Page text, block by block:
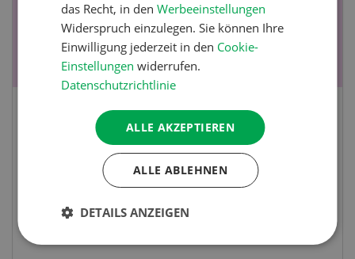
Fachkurs Aquakultur
Sind Sie in der Fischzucht tätig oder
interessieren Sie sich für das Thema? In
die perfekte Wahl für Sie. Der Abschluss lässt
sich mit einem Praktikum zum fachbezogenen,
das Recht, in denWerbeeinstellungen
Widerspruch einzulegen. Sie können Ihre
Einwilligung jederzeit in den Cookie-
Einstellungen widerrufen.
Datenschutzrichtlinie
ALLE AKZEPTIEREN
ALLE ABLEHNEN
DETAILS ANZEIGEN